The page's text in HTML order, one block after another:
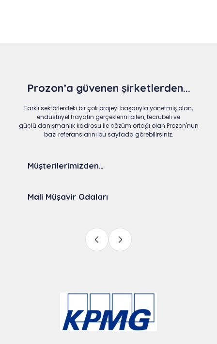
Prozon’a güvenen şirketlerden...
Farklı sektörlerdeki bir çok projeyi başarıyla yönetmiş olan,
endüstriyel hayatın gerçeklerini bilen, tecrübeli ve
güçlü danışmanlık kadrosu ile çözüm ortağı olan Prozon'nun
bazı referanslarını bu sayfada görebilirsiniz.
Müşterilerimizden…
Mali Müşavir Odaları